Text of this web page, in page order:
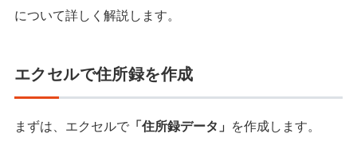
について詳しく解説します。
エクセルで住所録を作成
まずは、エクセルで「住所録データ」 を作成します。